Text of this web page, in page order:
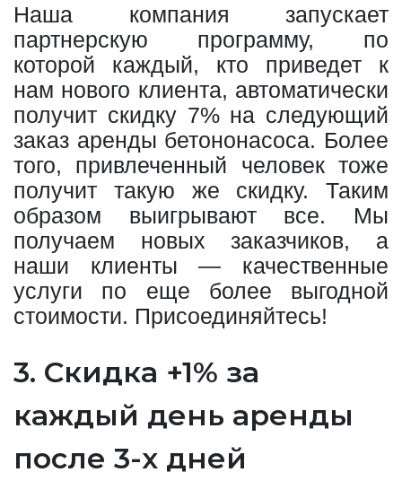
Наша компания запускает
партнерскую программу, по
которой каждый, кто приведет к
нам нового клиента, автоматически
получит скидку 7% на следующий
заказ аренды бетононасоса. Более
того, привлеченный человек тоже
получит такую же скидку. Таким
образом выигрывают все. Мы
получаем новых заказчиков, а
наши клиенты — качественные
услуги по еще более выгодной
стоимости. Присоединяйтесь!
3. Скидка +1% за
каждый день аренды
после 3-х дней